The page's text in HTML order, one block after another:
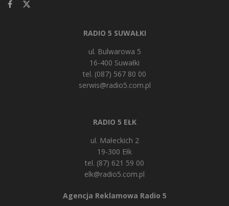
RADIO 5 SUWAŁKI
ul. Bulwarowa 5
16-400 Suwałki
tel. (087) 567 80 00
serwis@radio5.com.pl
RADIO 5 EŁK
ul. Małeckich 2
19-300 Ełk
tel. (87) 621 59 00
elk@radio5.com.pl
Agencja Reklamowa Radio 5